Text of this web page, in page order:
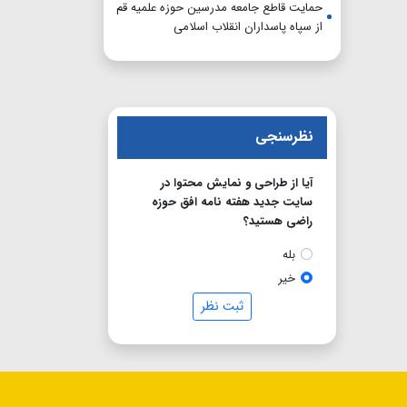
حمایت قاطع جامعه مدرسین حوزه علمیه قم
از سپاه پاسداران انقلاب اسلامی
نظرسنجی
آیا از طراحی و نمایش محتوا در
سایت جدید هفته نامه افق حوزه
راضی هستید؟
بله
خیر
ثبت نظر